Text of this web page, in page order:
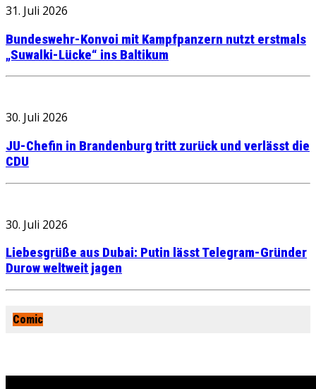
31. Juli 2026
Bundeswehr-Konvoi mit Kampfpanzern nutzt erstmals
„Suwalki-Lücke“ ins Baltikum
30. Juli 2026
JU-Chefin in Brandenburg tritt zurück und verlässt die
CDU
30. Juli 2026
Liebesgrüße aus Dubai: Putin lässt Telegram-Gründer
Durow weltweit jagen
Comic